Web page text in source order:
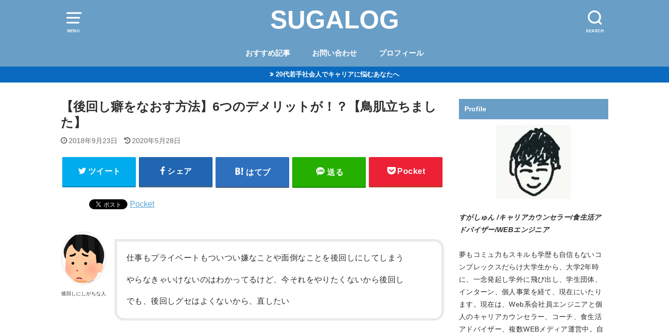
MENU SEARCH
SUGALOG
おすすめ記事 お問い合わせ プロフィール
20代若手社会人でキャリアに悩むあなたへ
【後回し癖をなおす方法】6つのデメリットが！？【鳥肌立ちまし
た】
2018年9月23日 2020年5月28日
ツイート シェア はてブ 送る Pocket
Pocket
後回しにしがちな人
仕事もプライベートもついつい嫌なことや面倒なことを後回しにしてしまう
やらなきゃいけないのはわかってるけど、今それをやりたくないから後回し
でも、後回しグセはよくないから、直したい
Profile
すがしゅん /キャリアカウンセラー/食生活ア
ドバイザー/WEBエンジニア
夢もコミュ力もスキルも学歴も自信もないコ
ンプレックスだらけ大学生から、大学2年時
に、一念発起し学外に飛び出し、学生団体、
インターン、個人事業を経て、現在にいたり
ます。現在は、Web系会社員エンジニアと個
人のキャリアカウンセラー、コーチ、食生活
アドバイザー、複数WEB メディア運営中。自